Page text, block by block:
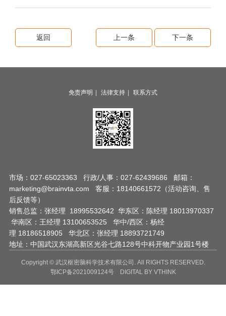
返回 上一条 下一条
免责声明 | 法律支持 | 联系方式
市场：027-65023363 行政/人事：027-62439686 邮箱：
marketing@brainvta.com 客服：18140661572（活动咨询、售
后反馈等）
销售总监：张经理 18995532642 华东区：陈经理 18013970337
华南区：王经理 13100653525 华中/西区：杨经
理 18186518905 华北区：张经理 18893721749
地址：中国武汉东湖高新区光谷七路128号中科开物产业园1号楼
Copyright © 武汉枢密脑科学技术有限公司. All RIGHTS RESERVED.
鄂ICP备2021009124号DIGITAL BY VTHINK